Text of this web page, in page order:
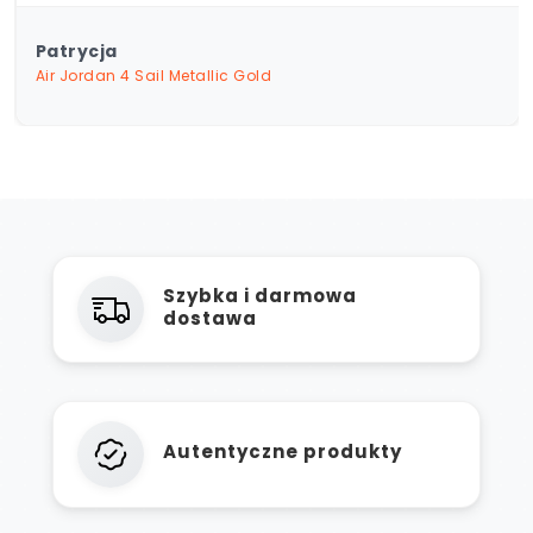
Patrycja
Air Jordan 4 Sail Metallic Gold
Szybka i darmowa
dostawa
Autentyczne produkty